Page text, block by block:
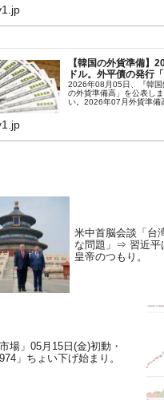
上、韓国大統領に成りお
【韓国の外貨準備】
ドル。外平債の発行
2026年08月05日、『韓
の外貨準備高」を公表し
い。2026年07月外貨準備
米中首脳会談「台
な問題」⇒ 習近平
皇帝のつもり。
場」05月15日(金)初動・
」ちょい下げ始まり。